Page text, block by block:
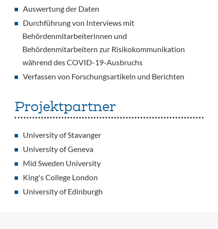
Auswertung der Daten
Durchführung von Interviews mit
Behördenmitarbeiterinnen und
Behördenmitarbeitern zur Risikokommunikation
während des COVID-19-Ausbruchs
Verfassen von Forschungsartikeln und Berichten
Projektpartner
University of Stavanger
University of Geneva
Mid Sweden University
King's College London
University of Edinburgh